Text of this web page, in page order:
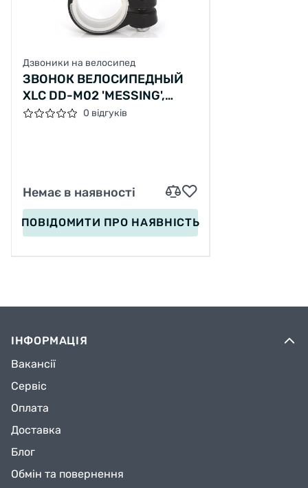
Дзвоники на велосипед
ЗВОНОК ВЕЛОСИПЕДНЫЙ
XLC DD-M02 'MESSING',
ЗОЛОТОЙ 0 відгуків
Немає в наявності
ПОВІДОМИТИ ПРО НАЯВНІСТЬ
ІНФОРМАЦІЯ
Вакансії
Сервіс
Оплата
Доставка
Блог
Обмін та повернення